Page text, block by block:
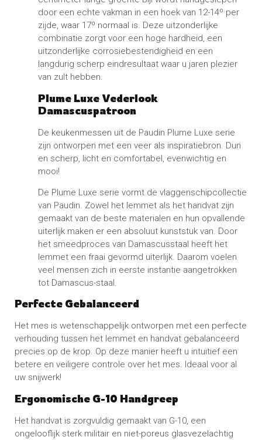
door een echte vakman in een hoek van 12-14º per
zijde, waar 17º normaal is. Deze uitzonderlijke
combinatie zorgt voor een hoge hardheid, een
uitzonderlijke corrosiebestendigheid en een
langdurig scherp eindresultaat waar u jaren plezier
van zult hebben.
Plume Luxe Vederlook
Damascuspatroon
De keukenmessen uit de Paudin Plume Luxe serie
zijn ontworpen met een veer als inspiratiebron. Dun
en scherp, licht en comfortabel, evenwichtig en
mooi!
De Plume Luxe serie vormt de vlaggenschipcollectie
van Paudin. Zowel het lemmet als het handvat zijn
gemaakt van de beste materialen en hun opvallende
uiterlijk maken er een absoluut kunststuk van. Door
het smeedproces van Damascusstaal heeft het
lemmet een fraai gevormd uiterlijk. Daarom voelen
veel mensen zich in eerste instantie aangetrokken
tot Damascus-staal.
Perfecte Gebalanceerd
Het mes is wetenschappelijk ontworpen met een perfecte
verhouding tussen het lemmet en handvat gebalanceerd
precies op de krop. Op deze manier heeft u intuïtief een
betere en veiligere controle over het mes. Ideaal voor al
uw snijwerk!
Ergonomische G-10 Handgreep
Het handvat is zorgvuldig gemaakt van G-10, een
ongelooflijk sterk militair en niet-poreus glasvezelachtig